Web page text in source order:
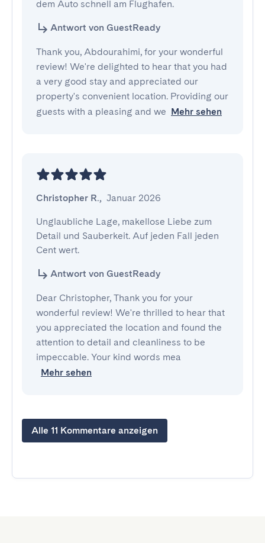
dem Auto schnell am Flughafen.
Antwort von GuestReady
Thank you, Abdourahimi, for your wonderful
review! We're delighted to hear that you had
a very good stay and appreciated our
property's convenient location. Providing our
guests with a pleasing and we Mehr sehen
Christopher R., Januar 2026
Unglaubliche Lage, makellose Liebe zum
Detail und Sauberkeit. Auf jeden Fall jeden
Cent wert.
Antwort von GuestReady
Dear Christopher, Thank you for your
wonderful review! We're thrilled to hear that
you appreciated the location and found the
attention to detail and cleanliness to be
impeccable. Your kind words mea
Mehr sehen
Alle 11 Kommentare anzeigen